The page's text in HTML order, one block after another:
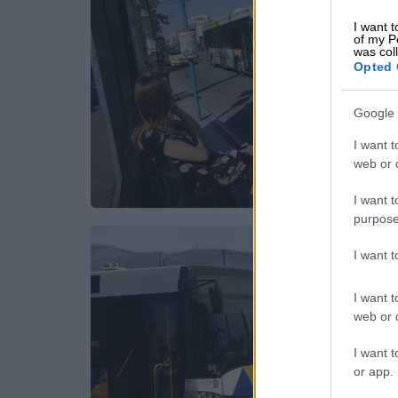
I want
of my
was
Opted
Google
I want
web or
I want
I want
I want
web or
I want
or app.